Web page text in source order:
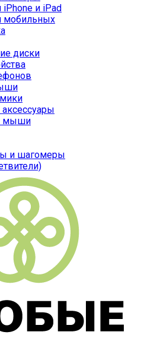
и iPad
мобильных
диски
мыши
и шагомеры